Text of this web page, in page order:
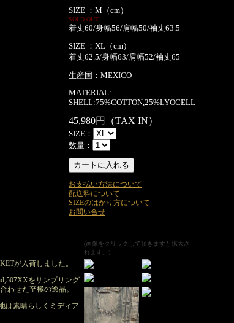
SIZE ：M（cm）
SOLD OUT
着丈60/身幅56/肩幅50/袖丈63.5
SIZE ：XL（cm）
着丈62.5/身幅63/肩幅52/袖丈65
生産国：MEXICO
MATERIAL:
SHELL:75%COTTON,25%LYOCELL
45,980円（TAX IN）
SIZE：
数量：
お支払い方法について
配送料について
SIZEのはかり方について
お問い合せ
(画像をクリックして頂きますと拡大さ
れます。)
が入荷しました。
をサンプリング
わせた至極の逸品。
は素晴らしくミディア